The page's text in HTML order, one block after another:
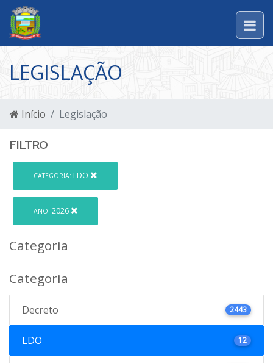
LEGISLAÇÃO
Início Legislação
FILTRO
CATEGORIA: LDO
ANO: 2026
Categoria
Categoria
Decreto 2443
LDO 12